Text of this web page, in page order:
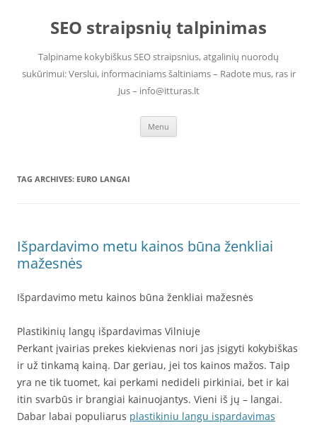
contentSEO straipsnių talpinimas
Talpiname kokybiškus SEO straipsnius, atgalinių nuorodų
sukūrimui: Verslui, informaciniams šaltiniams – Radote mus, ras ir
Jus – info@itturas.lt
Menu
TAG ARCHIVES: EURO LANGAI
Išpardavimo metu kainos būna ženkliai
mažesnės
Išpardavimo metu kainos būna ženkliai mažesnės
Plastikinių langų išpardavimas Vilniuje
Perkant įvairias prekes kiekvienas nori jas įsigyti kokybiškas
ir už tinkamą kainą. Dar geriau, jei tos kainos mažos. Taip
yra ne tik tuomet, kai perkami nedideli pirkiniai, bet ir kai
itin svarbūs ir brangiai kainuojantys. Vieni iš jų – langai.
Dabar labai populiarus plastikiniu langu ispardavimas